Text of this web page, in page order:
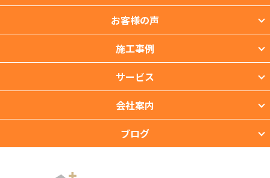
お客様の声
施工事例
サービス
会社案内
ブログ